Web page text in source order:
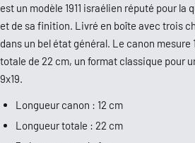
est un modèle 1911 israélien réputé pour la
et de sa finition. Livré en boîte avec trois
dans un bel état général. Le canon mesure
totale de 22 cm, un format classique pour
9x19.
Longueur canon : 12 cm
Longueur totale : 22 cm